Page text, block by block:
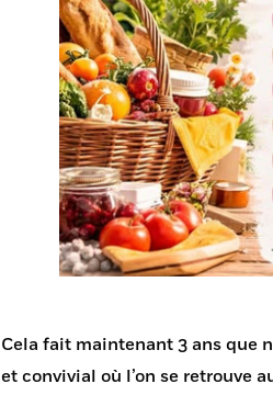
Cela fait maintenant 3 ans que
et convivial où l’on se retrouve